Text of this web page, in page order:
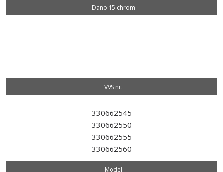
Dano 15 chrom
VVS nr.​
330662545
330662550
330662555
330662560
Model​